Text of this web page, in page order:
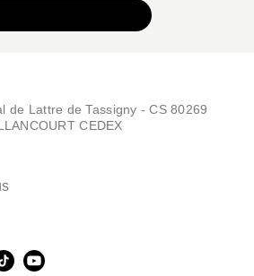
de Lattre de Tassigny - CS 80269
CEDEX